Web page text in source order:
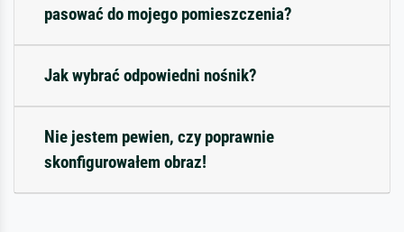
pasować do mojego pomieszczenia?
Jak wybrać odpowiedni nośnik?
Nie jestem pewien, czy poprawnie
skonfigurowałem obraz!